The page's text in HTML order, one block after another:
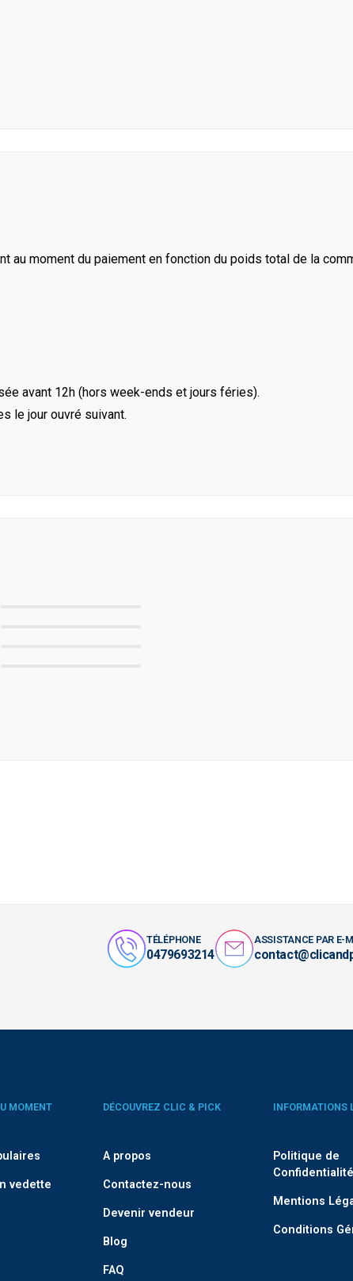
au moment du paiement en fonction du poids total de la
avant 12h (hors week-ends et jours féries).
le jour ouvré suivant.
TÉLÉPHONE
0479693214
ASSISTANCE PAR E-
MOMENT
vedette
DÉCOUVREZ CLIC & PICK
A propos
Contactez-nous
Devenir vendeur
Blog
FAQ
INFORMATIONS
Politique de
Confidentialité
Mentions
Conditions